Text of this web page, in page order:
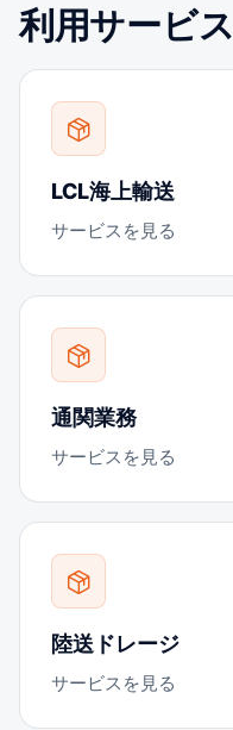
利用サービス
LCL海上輸送
サービスを見る
通関業務
サービスを見る
陸送ドレージ
サービスを見る